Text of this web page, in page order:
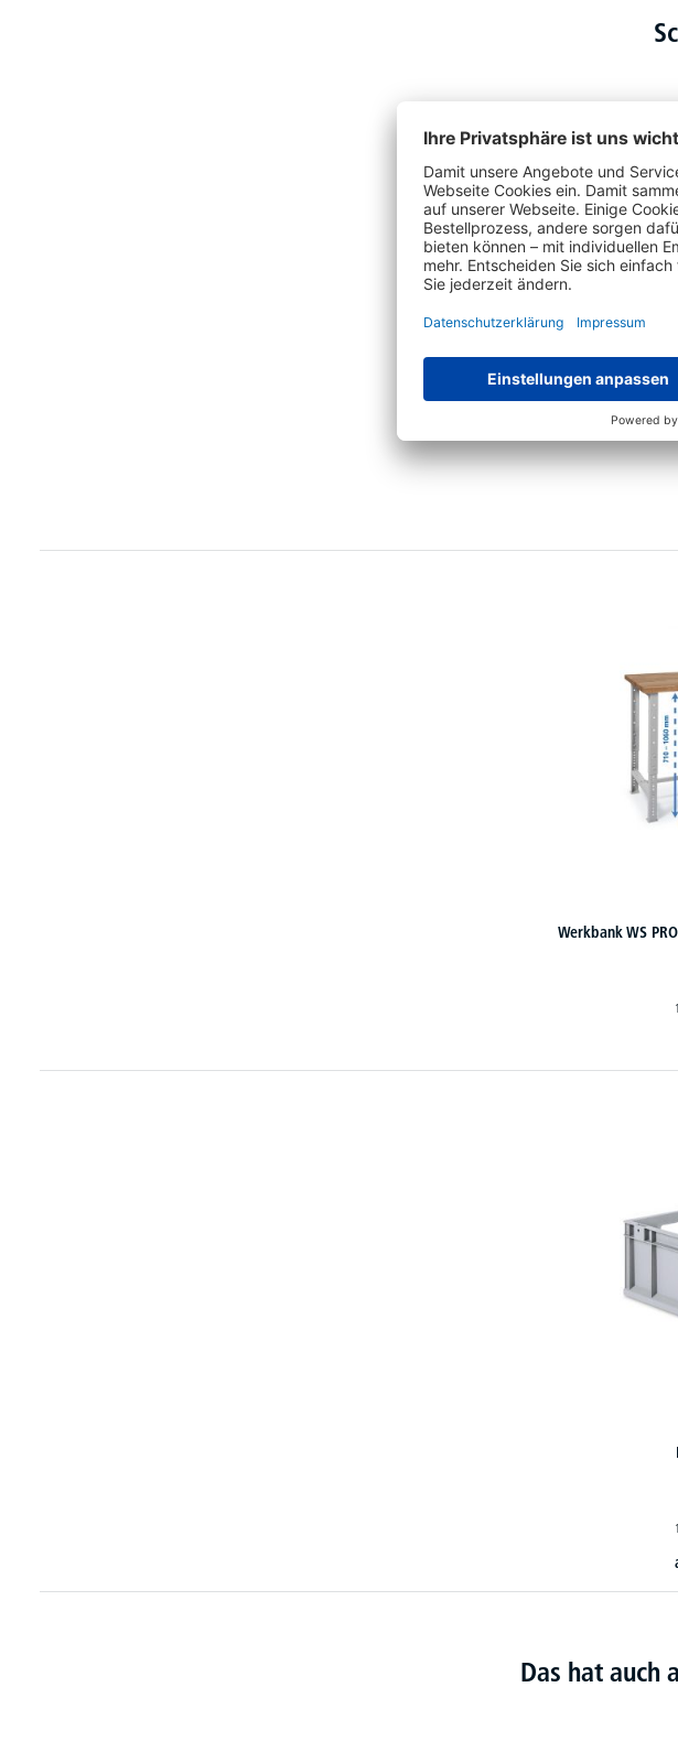
Werkbank WS
Das hat auch